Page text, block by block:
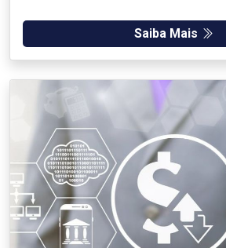
Saiba Mais